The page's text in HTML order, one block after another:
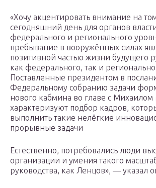
«Хочу акцентировать внимание на
сегодняшний день для органов
федерального и регионального
пребывание в вооружённых силах
позитивной частью жизни будущего
как федерального, так и
Поставленные президентом в
Федеральному собранию задачи
нового кабмина во главе с
характеризуют подбор кадров,
выполнить такие нелёгкие
прорывные задачи
Естественно, потребовались люди
организации и умения такого
руководства, как Ленцов», — указал